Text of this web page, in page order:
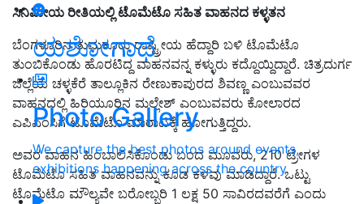
ಯಶೋಗಾಥೆ
Photo Gallery
We capture the best photos around events,
exhibitions happening across the country
ಸಿನಿಮೀಯ ರೀತಿಯಲ್ಲಿ ಟೊಮೆಟೊ ಸಹಿತ ವಾಹನದ ಕಳ್ಳತನ
ಬೆಂಗಳೂರಿನ ತುಮಕೂರು ರಾಷ್ಟ್ರೀಯ ಹೆದ್ದಾರಿ ಬಳಿ ಟೊಮೆಟೊ
ತುಂಬಿಕೊಂಡು ಹೊರಟಿದ್ದ ವಾಹನವನ್ನ ಕಳ್ಳುರು ಕದ್ದೊಯ್ದಿದ್ದಾರೆ. ಚಿತ್ರದುರ್ಗ
ಜಿಲ್ಲೆಯ ಚಳ್ಳಕೆರೆ ತಾಲ್ಲೂಕಿನ ರೇಣುಕಾಪುರದ ಶಿವಣ್ಣ ಎಂಬುವವರ
ವಾಹನದಲ್ಲಿ ಹಿರಿಯೂರಿನ ಮಲ್ಲೇಶ್ ಎಂಬುವವರು ಕೋಲಾರದ
ಎಪಿಎಂಸಿಗೆ ಟೊಮೆಟೊ ಮಾರಾಟಕ್ಕೆ ಹೋಗುತ್ತಿದ್ದರು.
ಅವರ ವಾಹನ ಹಿಂಬಾಲಿಸಿಕೊಂಡು ಬಂದ ಮೂವರು, 210 ಟ್ರೇಗಳ
ಟೊಮೆಟೊ ಸಹಿತ ವಾಹನವನ್ನು ಕೂಡ ಕಳವು ಮಾಡಿದ್ದಾರೆ. ಒಟ್ಟು
ಟೊಮೆಟೊ ಮೌಲ್ಯವೇ ಬರೋಬ್ಬರಿ 1 ಲಕ್ಷ 50 ಸಾವಿರದವರೆಗೆ ಎಂದು